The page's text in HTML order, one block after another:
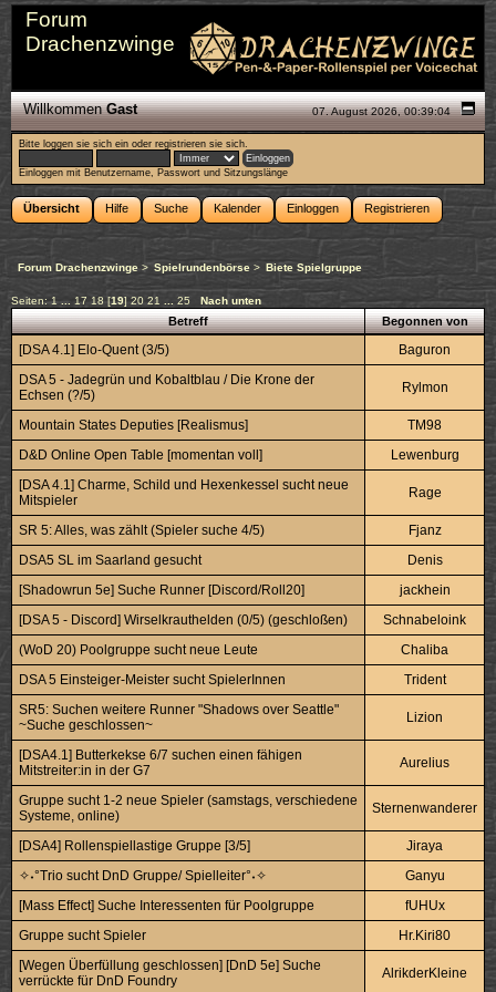
Forum
Drachenzwinge
07. August 2026, 00:39:04
WillkommenGast
Bitte loggen sie sich ein oderregistrieren sie sich.
Einloggen mit Benutzername, Passwort und Sitzungslänge
Übersicht Hilfe Suche Kalender Einloggen Registrieren
Forum Drachenzwinge > Spielrundenbörse> Biete Spielgruppe
Seiten:1 ... 17 18 [19] 20 21 25 Nach unten
Betreff Begonnen von
[DSA 4.1] Elo-Quent (3/5)
Baguron
DSA 5 - Jadegrün und Kobaltblau / Die Krone der
Echsen (?/5)
Rylmon
Mountain States Deputies [Realismus]
TM98
D&D Online Open Table [momentan voll]
Lewenburg
[DSA 4.1] Charme, Schild und Hexenkessel sucht neue
Mitspieler
Rage
SR 5: Alles, was zählt (Spieler suche 4/5)
Fjanz
DSA5 SL im Saarland gesucht
Denis
[Shadowrun 5e] Suche Runner [Discord/Roll20]
jackhein
[DSA 5 - Discord] Wirselkrauthelden (0/5) (geschloßen)
Schnabeloink
(WoD 20) Poolgruppe sucht neue Leute
Chaliba
DSA 5 Einsteiger-Meister sucht SpielerInnen
Trident
SR5: Suchen weitere Runner "Shadows over Seattle"
~Suche geschlossen~
Lizion
[DSA4.1] Butterkekse 6/7 suchen einen fähigen
Mitstreiter:in in der G7
Aurelius
Gruppe sucht 1-2 neue Spieler (samstags, verschiedene
Systeme, online)
Sternenwanderer
[DSA4] Rollenspiellastige Gruppe [3/5]
Jiraya
✧˖°Trio sucht DnD Gruppe/ Spielleiter°˖✧
Ganyu
[Mass Effect] Suche Interessenten für Poolgruppe
fUHUx
Gruppe sucht Spieler
Hr.Kiri80
[Wegen Überfüllung geschlossen] [DnD 5e] Suche
verrückte für DnD Foundry
AlrikderKleine